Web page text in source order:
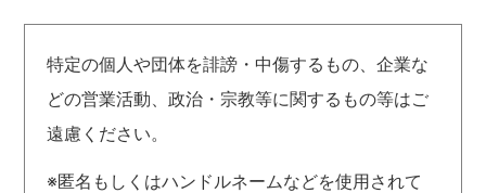
特定の個人や団体を誹謗・中傷するもの、企業な
どの営業活動、政治・宗教等に関するもの等はご
遠慮ください。
※匿名もしくはハンドルネームなどを使用されて